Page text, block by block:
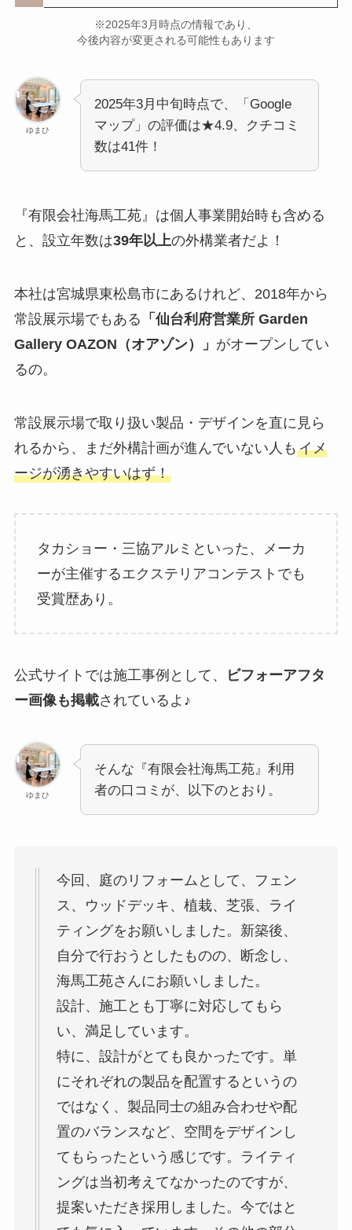
※2025年3月時点の情報であり、
今後内容が変更される可能性もあります
ゆまひ
2025年3月中旬時点で、「Google
マップ」の評価は★4.9、クチコミ
数は41件！
『有限会社海馬工苑』は個人事業開始時も含める
と、設立年数は39年以上の外構業者だよ！
本社は宮城県東松島市にあるけれど、2018年から
常設展示場でもある 「仙台利府営業所 Garden
Gallery OAZON（オアゾン）」 がオープンしてい
るの。
常設展示場で取り扱い製品・デザインを直に見ら
れるから、まだ外構計画が進んでいない人も イメ
ージが湧きやすいはず！
タカショー・三協アルミといった、メーカ
ーが主催するエクステリアコンテストでも
受賞歴あり。
公式サイトでは施工事例として、
ビフォーアフタ
ー画像も掲載されているよ♪
ゆまひ
そんな『有限会社海馬工苑』利用
者の口コミが、以下のとおり。
今回、庭のリフォームとして、フェン
ス、ウッドデッキ、植栽、芝張、ライ
ティングをお願いしました。新築後、
自分で行おうとしたものの、断念し、
海馬工苑さんにお願いしました。
設計、施工とも丁寧に対応してもら
い、満足しています。
特に、設計がとても良かったです。単
にそれぞれの製品を配置するというの
ではなく、製品同士の組み合わせや配
置のバランスなど、空間をデザインし
てもらったという感じです。ライティ
ングは当初考えてなかったのですが、
提案いただき採用しました。今ではと